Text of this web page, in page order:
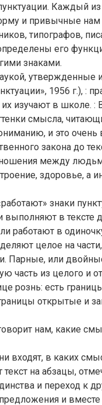
Каждый
и привычные нам
типографов,
его
знаками.
утвержденные
1956 г.), :
изучают в школе.
смысла,
и это очень
закона до
между
здоровье, а
знаки
выполняют в
работают в
целое на
Парные, или
часть из целого и
рознь: есть
открытые и
нам, какие
входят, в каких
текст на абзацы,
и переход к
и